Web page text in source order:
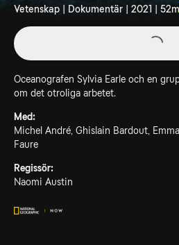
Vetenskap | Dokumentär | 2021 | 52m
Oceanografen Sylvia Earle och en
om det otroliga arbetet.
Med:
Michel André, Ghislain Bardout,
Faure
Regissör:
Naomi Austin